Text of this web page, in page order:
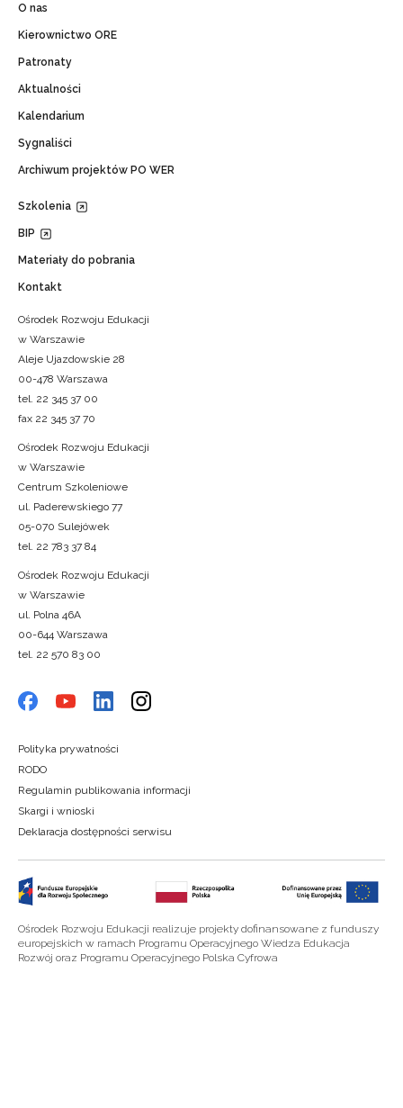
O nas
Kierownictwo ORE
Patronaty
Aktualności
Kalendarium
Sygnaliści
Archiwum projektów PO WER
Szkolenia
BIP
Materiały do pobrania
Kontakt
Ośrodek Rozwoju Edukacji
w Warszawie
Aleje Ujazdowskie 28
00-478 Warszawa
tel. 22 345 37 00
fax 22 345 37 70
Ośrodek Rozwoju Edukacji
w Warszawie
Centrum Szkoleniowe
ul. Paderewskiego 77
05-070 Sulejówek
tel. 22 783 37 84
Ośrodek Rozwoju Edukacji
w Warszawie
ul. Polna 46A
00-644 Warszawa
tel. 22 570 83 00
Polityka prywatności
RODO
Regulamin publikowania informacji
Skargi i wnioski
Deklaracja dostępności serwisu
Ośrodek Rozwoju Edukacji realizuje projekty dofinansowane z funduszy
europejskich w ramach Programu Operacyjnego Wiedza Edukacja
Rozwój oraz Programu Operacyjnego Polska Cyfrowa